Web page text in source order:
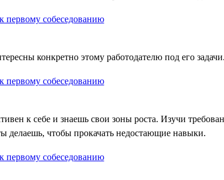
конкретно этому работодателю под его задачи.
к себе и знаешь свои зоны роста. Изучи
делаешь, чтобы прокачать недостающие навыки.